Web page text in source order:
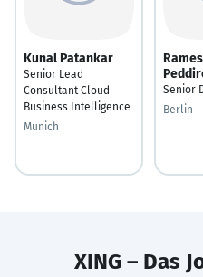
Kunal Patankar
Senior Lead
Consultant Cloud
Business Intelligence
Munich
Senior
Berlin
XING – Das